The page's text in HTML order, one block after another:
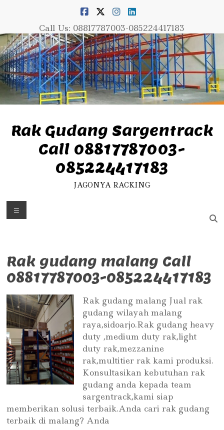
Call Us: 08817787003-085224417183
Rak Gudang Sargentrack
Call 08817787003-
085224417183
JAGONYA RACKING
Menu
Rak gudang malang Call
08817787003-085224417183
Rak gudang malang Jual rak
gudang wilayah malang
raya,sidoarjo.Rak gudang heavy
duty ,medium duty rak,light
duty rak,mezzanine
rak,multitier rak kami produksi.
Konsultasikan kebutuhan rak
gudang anda kepada team
sargentrack,kami siap
memberikan solusi terbaik.Anda cari rak gudang
terbaik di malang? Anda